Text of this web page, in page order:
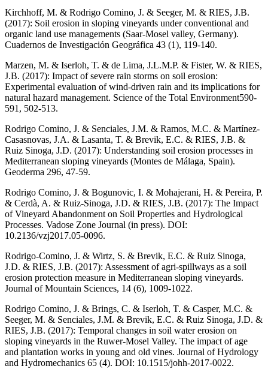
Kirchhoff, M. & Rodrigo Comino, J. & Seeger, M. & RIES, J.B.
(2017): Soil erosion in sloping vineyards under conventional and
organic land use managements (Saar-Mosel valley, Germany).
Cuadernos de Investigación Geográfica 43 (1), 119-140.
Marzen, M. & Iserloh, T. & de Lima, J.L.M.P. & Fister, W. & RIES,
J.B. (2017): Impact of severe rain storms on soil erosion:
Experimental evaluation of wind-driven rain and its implications for
natural hazard management. Science of the Total Environment590-
591, 502-513.
Rodrigo Comino, J. & Senciales, J.M. & Ramos, M.C. & Martínez-
Casasnovas, J.A. & Lasanta, T. & Brevik, E.C. & RIES, J.B. &
Ruiz Sinoga, J.D. (2017): Understanding soil erosion processes in
Mediterranean sloping vineyards (Montes de Málaga, Spain).
Geoderma 296, 47-59.
Rodrigo Comino, J. & Bogunovic, I. & Mohajerani, H. & Pereira, P.
& Cerdà, A. & Ruiz-Sinoga, J.D. & RIES, J.B. (2017): The Impact
of Vineyard Abandonment on Soil Properties and Hydrological
Processes. Vadose Zone Journal (in press). DOI:
10.2136/vzj2017.05-0096.
Rodrigo-Comino, J. & Wirtz, S. & Brevik, E.C. & Ruiz Sinoga,
J.D. & RIES, J.B. (2017): Assessment of agri-spillways as a soil
erosion protection measure in Mediterranean sloping vineyards.
Journal of Mountain Sciences, 14 (6), 1009-1022.
Rodrigo Comino, J. & Brings, C. & Iserloh, T. & Casper, M.C. &
Seeger, M. & Senciales, J.M. & Brevik, E.C. & Ruiz Sinoga, J.D. &
RIES, J.B. (2017): Temporal changes in soil water erosion on
sloping vineyards in the Ruwer-Mosel Valley. The impact of age
and plantation works in young and old vines. Journal of Hydrology
and Hydromechanics 65 (4). DOI: 10.1515/johh-2017-0022.